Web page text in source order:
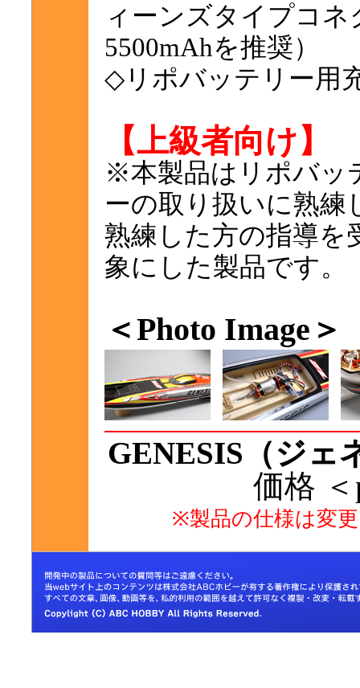
ィーンズタイプコネ
5500mAhを推奨）
◇リポバッテリー用
【上級者向け】
※本製品はリポバッ
ーの取り扱いに熟
熟練した方の指導を
象にした製品です。
＜Photo Image＞
GENESIS（ジェ
価格
※製品の仕様は変